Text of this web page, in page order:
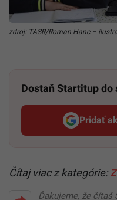
zdroj: TASR/Roman Hanc –
Dostaň Startitup do
Pridať
Čítaj viac z kategórie:
Ďakujeme, že čítaš